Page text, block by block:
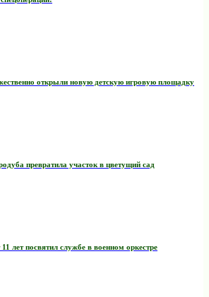
открыли новую детскую игровую площадку
превратила участок в цветущий сад
лет посвятил службе в военном оркестре